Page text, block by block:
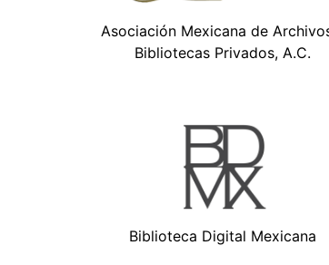
Asociación Mexicana de
Bibliotecas Privados, A.C.
Biblioteca Digital Mexicana